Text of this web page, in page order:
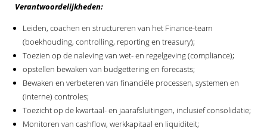
Verantwoordelijkheden:
Leiden, coachen en structureren van het Finance-team
(boekhouding, controlling, reporting en treasury);
Toezien op de naleving van wet- en regelgeving (compliance);
opstellen bewaken van budgettering en forecasts;
Bewaken en verbeteren van financiële processen, systemen en
(interne) controles;
Toezicht op de kwartaal- en jaarafsluitingen, inclusief consolidatie;
Monitoren van cashflow, werkkapitaal en liquiditeit;